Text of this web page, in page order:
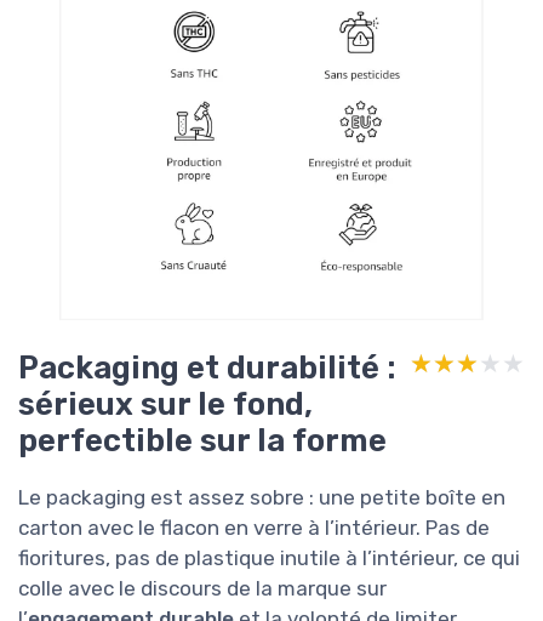
Packaging et durabilité :
sérieux sur le fond,
perfectible sur la forme
★★★★★
★★★★★
Le packaging est assez sobre : une petite boîte en
carton avec le flacon en verre à l’intérieur. Pas de
fioritures, pas de plastique inutile à l’intérieur, ce qui
colle avec le discours de la marque sur